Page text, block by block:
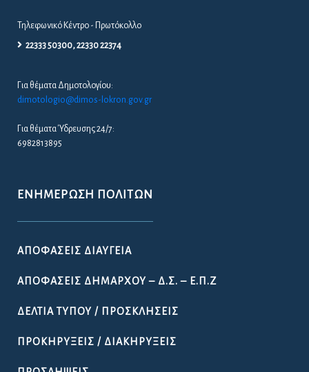
Τηλεφωνικό Κέντρο - Πρωτόκολλο
22333 50300, 22330 22374
Για θέματα Δημοτολογίου:
dimotologio@dimos-lokron.gov.gr
Για θέματα Ύδρευσης 24/7:
6982813895
ΕΝΗΜΈΡΩΣΗ ΠΟΛΙΤΏΝ
ΑΠΟΦΆΣΕΙΣ ΔΙΑΎΓΕΙΑ
ΑΠΟΦΆΣΕΙΣ ΔΗΜΆΡΧΟΥ – Δ.Σ. – Ε.Π.Ζ
ΔΕΛΤΊΑ ΤΎΠΟΥ / ΠΡΟΣΚΛΉΣΕΙΣ
ΠΡΟΚΗΡΎΞΕΙΣ / ΔΙΑΚΗΡΎΞΕΙΣ